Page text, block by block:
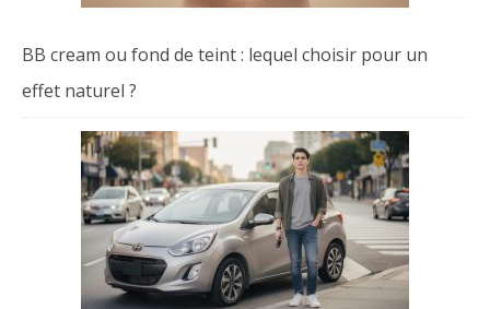
BB cream ou fond de teint : lequel choisir pour un
effet naturel ?